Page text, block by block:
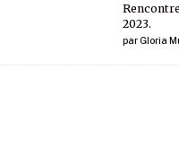
parGloria
2023.